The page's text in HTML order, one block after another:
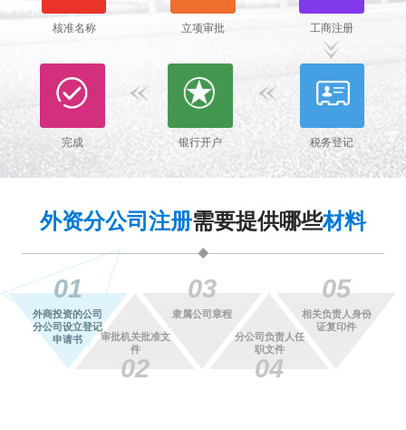
核准名称 立项审批 工商注册
税务登记
银行开户
完成
外资分公司注册需要提供哪些材料
01
外商投资的公司
分公司设立登记
申请书
审批机关批准文
件
02
03
隶属公司章程
分公司负责人任
职文件
04
05
相关负责人身份
证复印件